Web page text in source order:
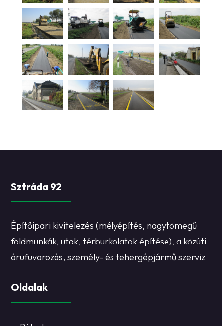
Sztráda 92
Építőipari kivitelezés (mélyépítés, nagytömegű
földmunkák, utak, térburkolatok építése), a közúti
árufuvarozás, személy- és tehergépjármű szerviz
Oldalak